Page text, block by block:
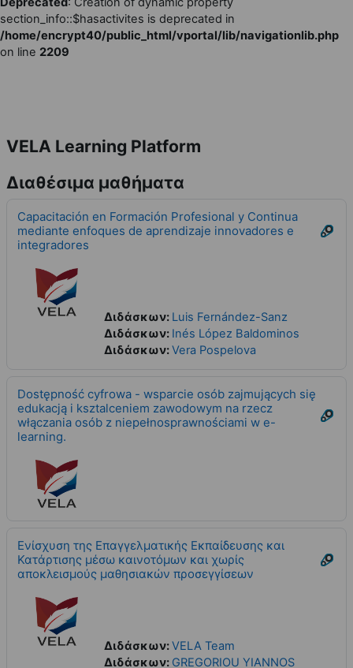
section_info::$hasactivites is deprecated in
/home/encrypt40/public_html/vportal/lib/navigationlib.php
on line 2209
VELA Learning Platform
Διαθέσιμα μαθήματα
Capacitación en Formación Profesional y Continua
mediante enfoques de aprendizaje innovadores e
integradores
Διδάσκων: Luis Fernández-Sanz
Διδάσκων: Inés López Baldominos
Διδάσκων:Vera Pospelova
Dostępność cyfrowa - wsparcie osób zajmujących się
edukacją i ksztalceniem zawodowym na rzecz
włączania osób z niepełnosprawnościami w e-
learning.
Ενίσχυση της Επαγγελματικής Εκπαίδευσης και
Κατάρτισης μέσω καινοτόμων και χωρίς
αποκλεισμούς μαθησιακών προσεγγίσεων
Διδάσκων:VELA Team
Διδάσκων: GREGORIOU YIANNOS